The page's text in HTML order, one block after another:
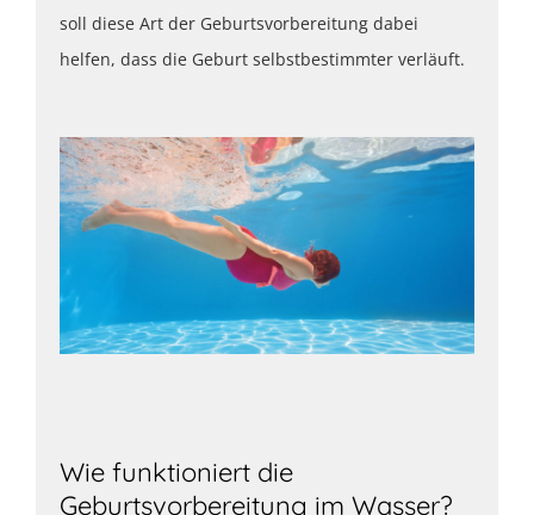
soll diese Art der Geburtsvorbereitung dabei
helfen, dass die Geburt selbstbestimmter verläuft.
Wie funktioniert die
Geburtsvorbereitung im Wasser?